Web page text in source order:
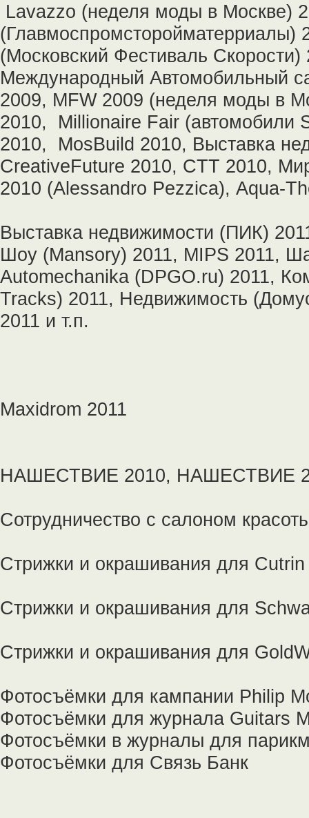
Lavazzo (неделя моды в Москве)
(Московский Фестиваль
Международный Автомобильный
2009, MFW 2009 (неделя моды в
2010, Millionaire Fair
2010, MosBuild 2010, Выставка
CreativeFuture 2010, CTT 2010,
2010 (Alessandro Pezzica), Aqua-
Выставка недвижимости (ПИК)
Шоу (Mansory) 2011, MIPS 2011,
Automechanika (DPGO.ru) 2011,
Tracks) 2011, Недвижимость
2011 и т.п.
Maxidrom 2011
НАШЕСТВИЕ 2010, НАШЕСТВИЕ
Сотрудничество с салоном
Стрижки и окрашивания для
Стрижки и окрашивания для
Стрижки и окрашивания для
Фотосъёмки для кампании Philip
Фотосъёмки для журнала Guitars
Фотосъёмки в журналы для
Фотосъёмки для Связь Банк